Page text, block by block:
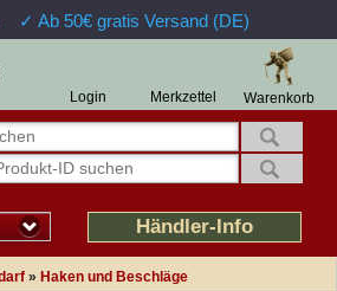
✓ Ab 50€ gratis Versand (DE)
Warenkorb
Merkzettel
Login
Händler-Info
» Haken und Beschläge